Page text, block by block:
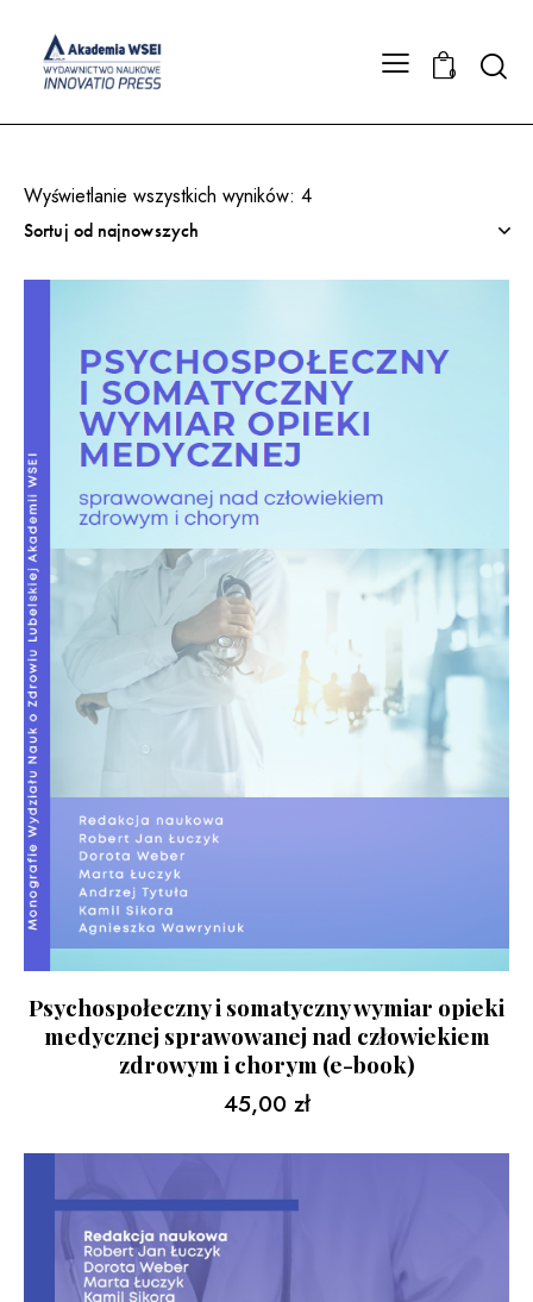
0
Wyświetlanie wszystkich wyników: 4
Psychospołeczny i somatyczny wymiar opieki
medycznej sprawowanej nad człowiekiem
zdrowym i chorym (e-book)
45,00 zł